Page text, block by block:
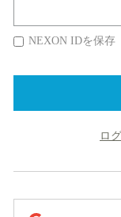
NEXON IDを保存
ロ